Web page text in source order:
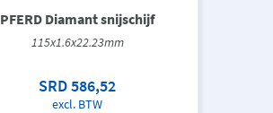
PFERD Diamant snijschijf
115x1.6x22.23mm
SRD 586,52
excl. BTW